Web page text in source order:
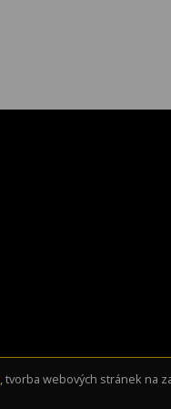
, tvorba webových stránek na